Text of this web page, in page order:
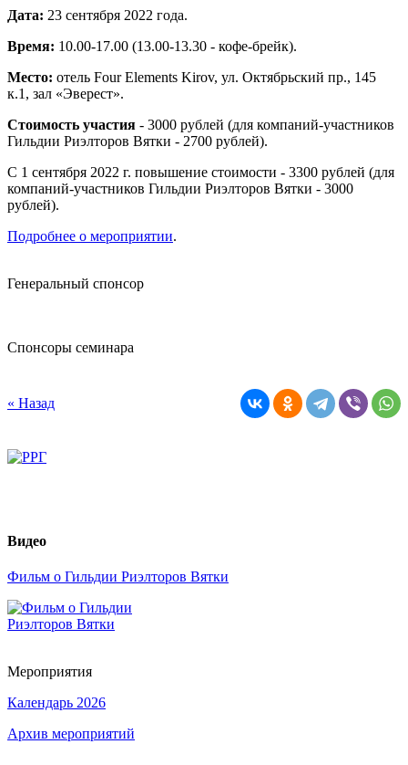
Дата: 23 сентября 2022 года.
Время: 10.00-17.00 (13.00-13.30 - кофе-брейк).
Место: отель Four Elements Kirov, ул. Октябрьский пр., 145
к.1, зал «Эверест».
Стоимость участия - 3000 рублей (для компаний-участников
Гильдии Риэлторов Вятки - 2700 рублей).
С 1 сентября 2022 г. повышение стоимости - 3300 рублей (для
компаний-участников Гильдии Риэлторов Вятки - 3000
рублей).
Подробнее о мероприятии.
Генеральный спонсор
Спонсоры семинара
« Назад
Видео
Фильм о Гильдии Риэлторов Вятки
Мероприятия
Календарь 2026
Архив мероприятий